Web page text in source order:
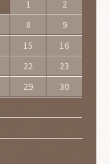
1
2
8
9
15
16
22
23
29
30